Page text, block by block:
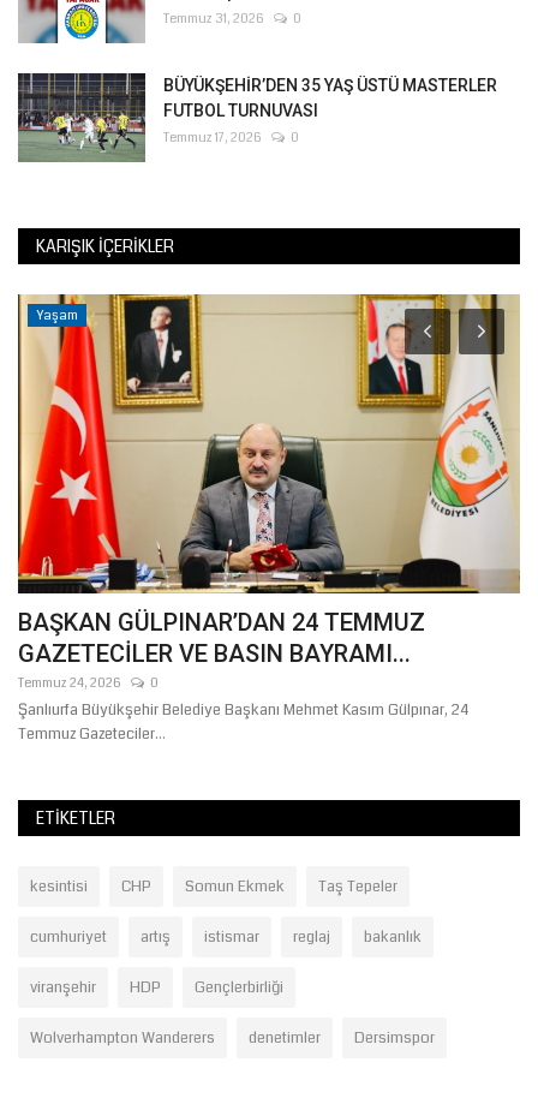
Temmuz 31, 2026 0
BÜYÜKŞEHİR’DEN 35 YAŞ ÜSTÜ MASTERLER
FUTBOL TURNUVASI
Temmuz 17, 2026 0
KARIŞIK İÇERIKLER
Yaşam
BAŞKAN GÜLPINAR’DAN 24 TEMMUZ
GAZETECİLER VE BASIN BAYRAMI...
Temmuz 24, 2026 0
Şanlıurfa Büyükşehir Belediye Başkanı Mehmet Kasım Gülpınar, 24
Temmuz Gazeteciler...
ETIKETLER
kesintisi CHP Somun Ekmek Taş Tepeler
cumhuriyet artış istismar reglaj bakanlık
viranşehir HDP Gençlerbirliği
Wolverhampton Wanderers denetimler Dersimspor